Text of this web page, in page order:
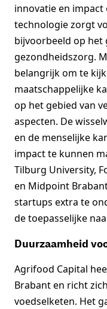
innovatie en impact
technologie zorgt
bijvoorbeeld op het
gezondheidszorg.
belangrijk om te
maatschappelijke
op het gebied van
aspecten. De
en de menselijke
impact te kunnen
Tilburg University,
en Midpoint
startups extra te
de toepasselijke
Duurzaamheid
Agrifood Capital
Brabant en richt
voedselketen. Het